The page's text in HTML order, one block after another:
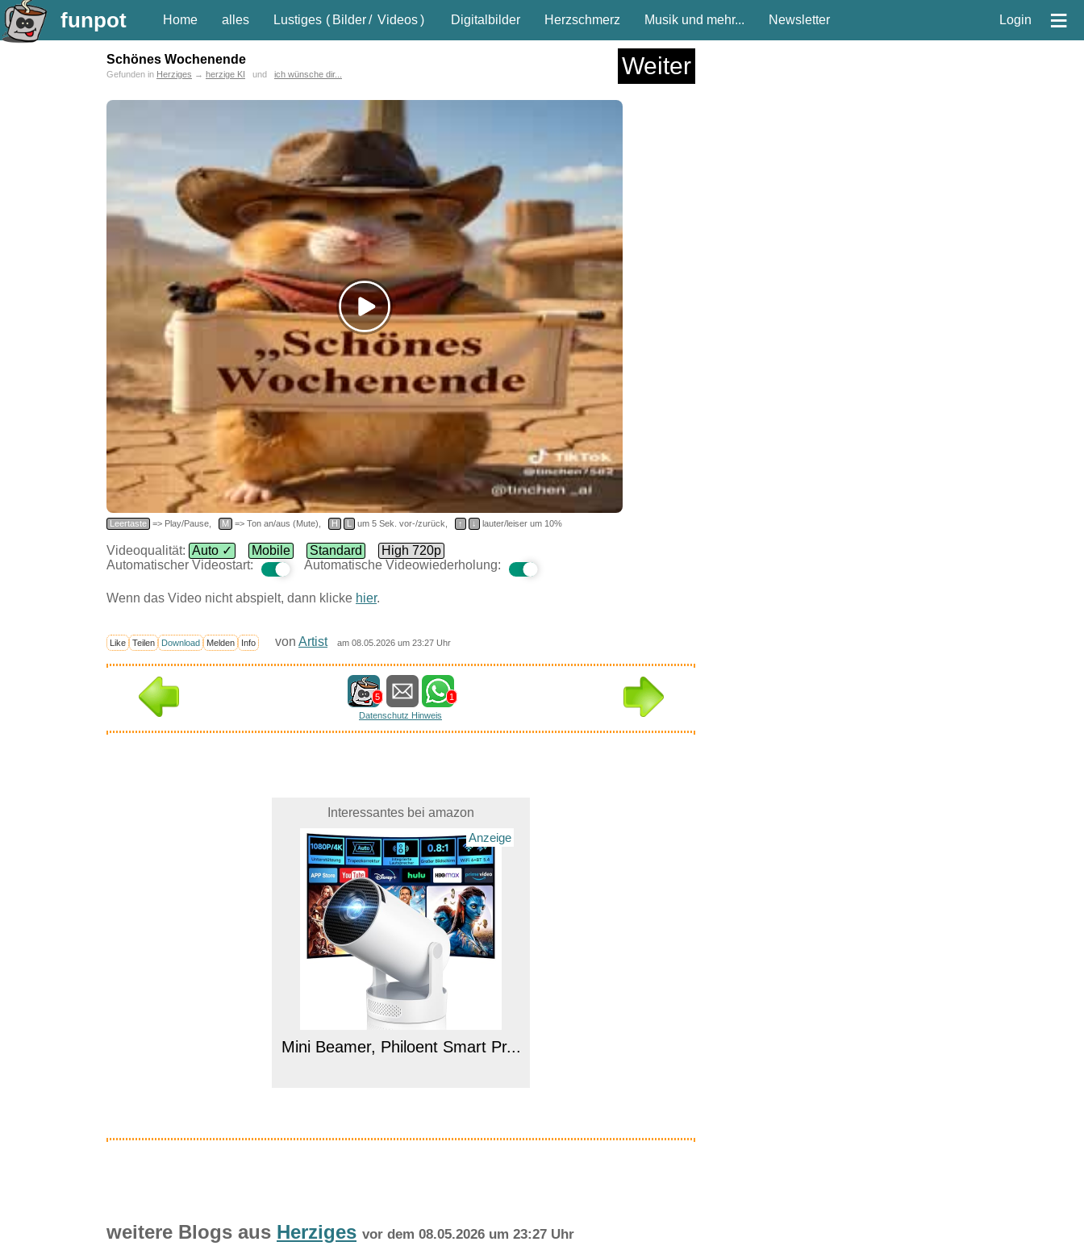
funpot Home alles Lustiges ( Bilder/ Videos) Digitalbilder Herzschmerz Musik und mehr... Newsletter Login ≡
Schönes Wochenende Weiter
Gefunden in Herziges → herzige KI und ich wünsche dir...
Leertaste => Play/Pause, M => Ton an/aus (Mute), H L um 5 Sek. vor-/zurück, ↑ ↓ lauter/leiser um 10%
Videoqualität: Auto ✓ Mobile Standard
High 720p
Automatischer Videostart:
Automatische Videowiederholung:
Wenn das Video nicht abspielt, dann klicke hier.
Like Teilen Download Melden Info von Artist am 08.05.2026 um 23:27 Uhr
5
1
Datenschutz Hinweis
Interessantes bei amazon
Anzeige
Mini Beamer, Philoent Smart Pr...
weitere Blogs aus Herziges vor dem 08.05.2026 um 23:27 Uhr